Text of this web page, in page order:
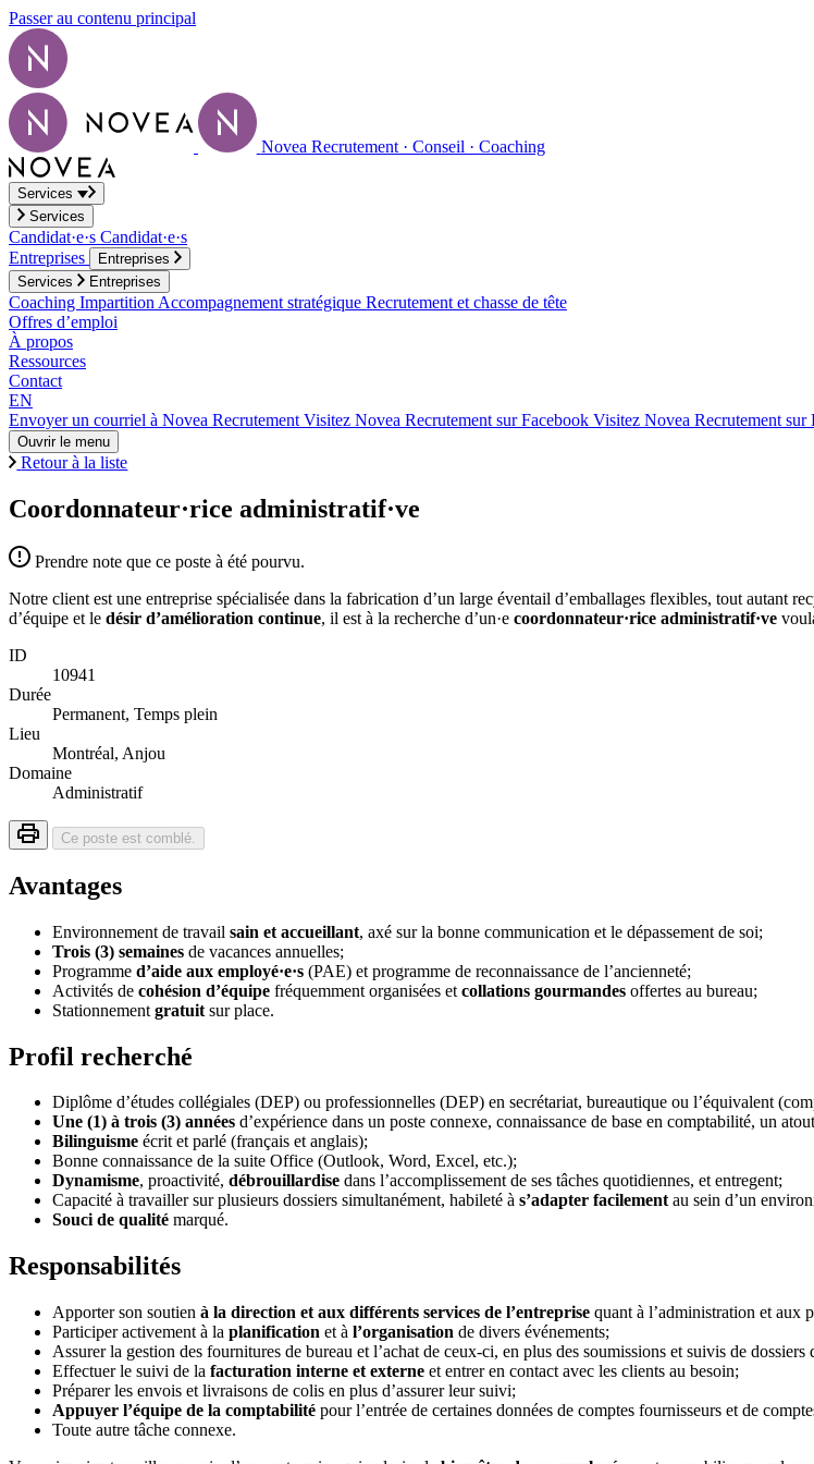
Passer au contenu principal
Novea Recrutement · Conseil · Coaching
Services
Services
Candidat·e·s Candidat·e·s
Entreprises
Entreprises
Services
Entreprises
Coaching Impartition Accompagnement stratégique Recrutement et chasse de tête
Offres d’emploi
À propos
Ressources
Contact
EN
Envoyer un courriel à Novea Recrutement Visitez Novea Recrutement sur Facebook Visitez Novea Recrutement sur
Ouvrir le menu
Retour à la liste
Coordonnateur·rice administratif·ve
Prendre note que ce poste à été pourvu.
Notre client est une entreprise spécialisée dans la fabrication d’un large éventail d’emballages flexibles, tout autant
d’équipe et le désir d’amélioration continue, il est à la recherche d’un·e coordonnateur·rice administratif·ve
ID
10941
Durée
Permanent, Temps plein
Lieu
Montréal, Anjou
Domaine
Administratif
Ce poste est comblé.
Avantages
Environnement de travail sain et accueillant, axé sur la bonne communication et le dépassement de soi;
Trois (3) semaines de vacances annuelles;
Programme d’aide aux employé·e·s (PAE) et programme de reconnaissance de l’ancienneté;
Activités de cohésion d’équipe fréquemment organisées et collations gourmandes offertes au bureau;
Stationnement gratuit sur place.
Profil recherché
Diplôme d’études collégiales (DEP) ou professionnelles (DEP) en secrétariat, bureautique ou l’équivalent
Une (1) à trois (3) années d’expérience dans un poste connexe, connaissance de base en comptabilité, un
Bilinguisme écrit et parlé (français et anglais);
Bonne connaissance de la suite Office (Outlook, Word, Excel, etc.);
Dynamisme, proactivité, débrouillardise dans l’accomplissement de ses tâches quotidiennes, et entregent;
Capacité à travailler sur plusieurs dossiers simultanément, habileté à s’adapter facilementau sein d’un
Souci de qualité marqué.
Responsabilités
Apporter son soutien à la direction et aux différents services de l’entreprise quant à l’administration et aux
Participer activement à la planification et à l’organisation de divers événements;
Assurer la gestion des fournitures de bureau et l’achat de ceux-ci, en plus des soumissions et suivis de dossiers
Effectuer le suivi de la facturation interne et externe et entrer en contact avec les clients au besoin;
Préparer les envois et livraisons de colis en plus d’assurer leur suivi;
Appuyer l’équipe de la comptabilité pour l’entrée de certaines données de comptes fournisseurs et de
Toute autre tâche connexe.